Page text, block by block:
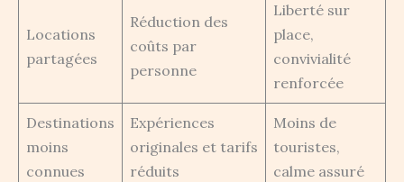
Locations
partagées
Réduction des
coûts par
personne
Liberté sur
place,
convivialité
renforcée
Destinations
moins
connues
Expériences
originales et tarifs
réduits
Moins de
touristes,
calme assuré